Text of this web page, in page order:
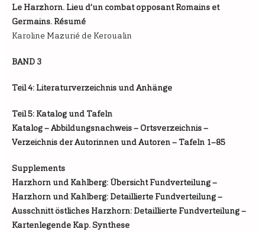
Le Harzhorn. Lieu d’un combat opposant Romains et
Germains. Résumé
Karoline Mazurié de Keroualin
BAND 3
Teil 4: Literaturverzeichnis und Anhänge
Teil 5: Katalog und Tafeln
Katalog – Abbildungsnachweis – Ortsverzeichnis –
Verzeichnis der Autorinnen und Autoren – Tafeln 1–85
Supplements
Harzhorn und Kahlberg: Übersicht Fundverteilung –
Harzhorn und Kahlberg: Detaillierte Fundverteilung –
Ausschnitt östliches Harzhorn: Detaillierte Fundverteilung –
Kartenlegende Kap. Synthese